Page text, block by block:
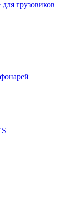
грузовиков